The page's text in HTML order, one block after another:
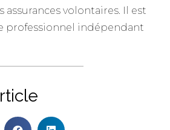
assurances volontaires. Il est
professionnel indépendant